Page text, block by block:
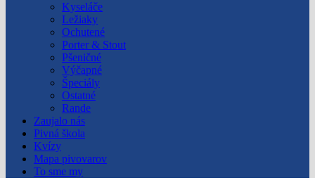
Kyseláče
Ležiaky
Ochutené
Porter & Stout
Pšeničné
Výčapné
Špeciály
Ostatné
Rande
Zaujalo nás
Pivná škola
Kvízy
Mapa pivovarov
To sme my